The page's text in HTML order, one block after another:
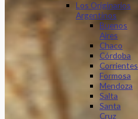
Los Originarios
Argentinos
Buenos
Aires
Chaco
Córdoba
Corrientes
Formosa
Mendoza
Salta
Santa
Cruz